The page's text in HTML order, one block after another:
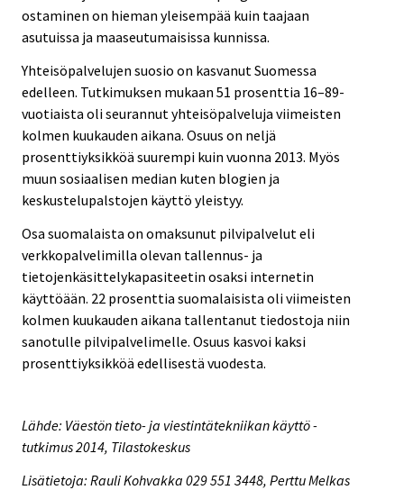
ostaminen on hieman yleisempää kuin taajaan
asutuissa ja maaseutumaisissa kunnissa.
Yhteisöpalvelujen suosio on kasvanut Suomessa
edelleen. Tutkimuksen mukaan 51 prosenttia 16–89-
vuotiaista oli seurannut yhteisöpalveluja viimeisten
kolmen kuukauden aikana. Osuus on neljä
prosenttiyksikköä suurempi kuin vuonna 2013. Myös
muun sosiaalisen median kuten blogien ja
keskustelupalstojen käyttö yleistyy.
Osa suomalaista on omaksunut pilvipalvelut eli
verkkopalvelimilla olevan tallennus- ja
tietojenkäsittelykapasiteetin osaksi internetin
käyttöään. 22 prosenttia suomalaisista oli viimeisten
kolmen kuukauden aikana tallentanut tiedostoja niin
sanotulle pilvipalvelimelle. Osuus kasvoi kaksi
prosenttiyksikköä edellisestä vuodesta.
Lähde: Väestön tieto- ja viestintätekniikan käyttö -
tutkimus 2014, Tilastokeskus
Lisätietoja: Rauli Kohvakka 029 551 3448, Perttu Melkas